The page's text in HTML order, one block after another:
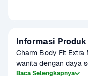
Informasi Produk
Charm Body Fit
wanita dengan daya
sepanjang hari.
Baca Selengkapnya